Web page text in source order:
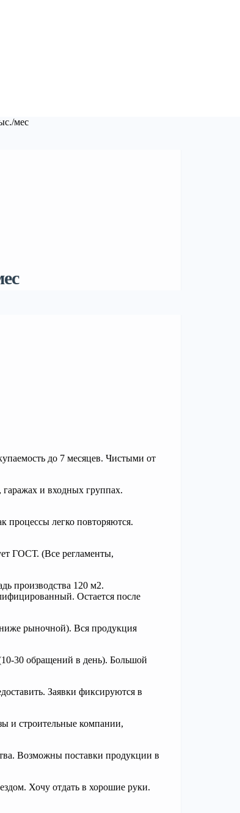
мес
до 7 месяцев. Чистыми от
и входных группах.
процессы легко повторяются.
ГОСТ. (Все регламенты,
производства 120 м2.
Остается после
рыночной). Вся продукция
30 обращений в день). Большой
Заявки фиксируются в
и строительные компании,
Возможны поставки продукции в
Хочу отдать в хорошие руки.